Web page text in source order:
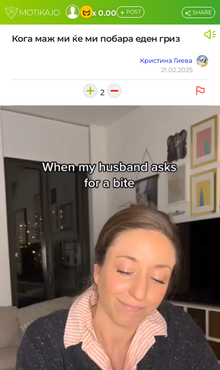
x 0.00 + POST
Кога маж ми ќе ми побара еден гриз
Кристина Гиева
21.02.2025
SHARE
2